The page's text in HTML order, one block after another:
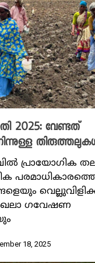
2025: വേണ്ടത്
പ്രായോഗിക
ഗവേഷണ
18, 2025